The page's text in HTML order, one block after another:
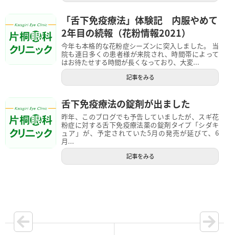
「舌下免疫療法」体験記 内服やめて
2年目の続報（花粉情報2021）
今年も本格的な花粉症シーズンに突入しました。 当
院も連日多くの患者様が来院され、時間帯によって
はお待たせする時間が長くなっており、大変...
記事をみる
舌下免疫療法の錠剤が出ました
昨年、このブログでも予告していましたが、スギ花
粉症に対する舌下免疫療法薬の錠剤タイプ「シダキ
ュア」が、予定されていた5月の発売が延びて、6
月...
記事をみる